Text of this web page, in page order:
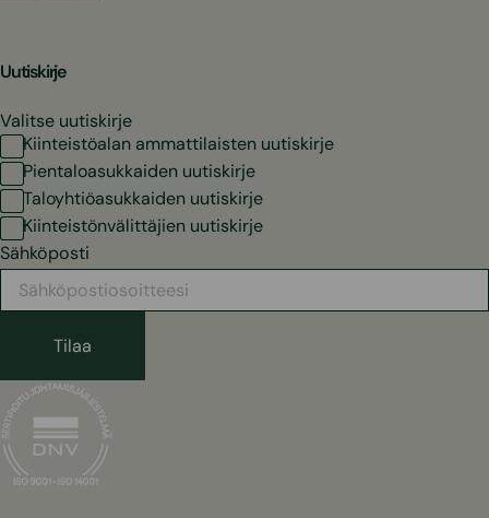
Uutiskirje
Valitse uutiskirje
Kiinteistöalan ammattilaisten uutiskirje
Pientaloasukkaiden uutiskirje
Taloyhtiöasukkaiden uutiskirje
Kiinteistönvälittäjien uutiskirje
Sähköposti